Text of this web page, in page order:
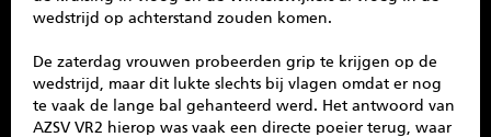
wedstrijd op achterstand zouden komen.
De zaterdag vrouwen probeerden grip te krijgen op de
wedstrijd, maar dit lukte slechts bij vlagen omdat er nog
te vaak de lange bal gehanteerd werd. Het antwoord van
AZSV VR2 hierop was vaak een directe poeier terug, waar